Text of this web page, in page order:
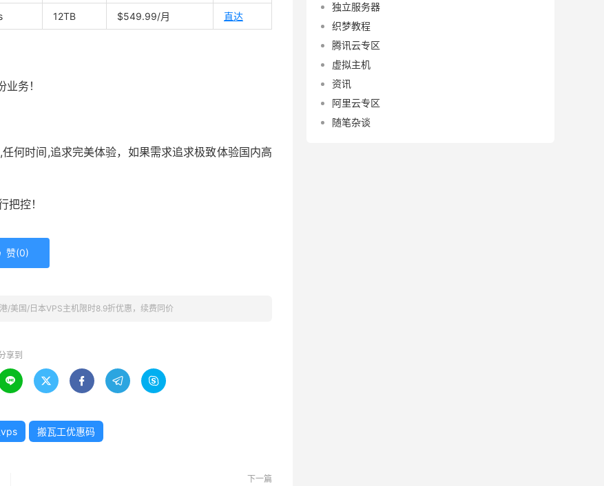
12TB $549.99/月 直达
务！
何时间,追求完美体验，如果需求追求极致体验国内高
把控！
赞(0)
/美国/日本VPS主机限时8.9折优惠，续费同价
享到
    
搬瓦工优惠码
下一篇
独立服务器
织梦教程
腾讯云专区
虚拟主机
资讯
阿里云专区
随笔杂谈